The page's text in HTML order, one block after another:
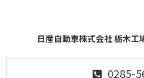
日産自動車株式会社 栃木工
0285-